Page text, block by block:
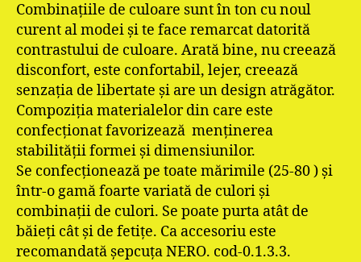
Combinaţiile de culoare sunt în ton cu noul
curent al modei şi te face remarcat datorită
contrastului de culoare. Arată bine, nu creează
disconfort, este confortabil, lejer, creează
senzaţia de libertate şi are un design atrăgător.
Compoziţia materialelor din care este
confecţionat favorizează menţinerea
stabilităţii formei şi dimensiunilor.
Se confecţionează pe toate mărimile (25-80 ) şi
într-o gamă foarte variată de culori şi
combinaţii de culori. Se poate purta atât de
băieţi cât şi de fetiţe. Ca accesoriu este
recomandată şepcuţa NERO. cod-0.1.3.3.